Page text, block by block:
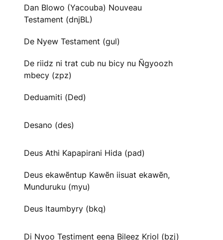
Dan Blowo (Yacouba) Nouveau
Testament (dnjBL)
De Nyew Testament (gul)
De riidz ni trat cub nu bicy nu Ñgyoozh
mbecy (zpz)
Deduamiti (Ded)
Desano (des)
Deus Athi Kapapirani Hida (pad)
Deus ekawẽntup Kawẽn iisuat ekawẽn,
Munduruku (myu)
Deus Itaumbyry (bkq)
Di Nyoo Testiment eena Bileez Kriol (bzj)